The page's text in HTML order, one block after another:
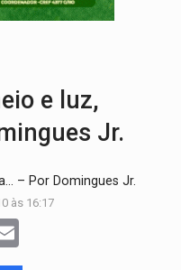
Flávio Bolsonaro escolhe Alfredo Gaspar como vice, alvo de
e luz,
Jr.
– Por Domingues Jr.
às 16:17